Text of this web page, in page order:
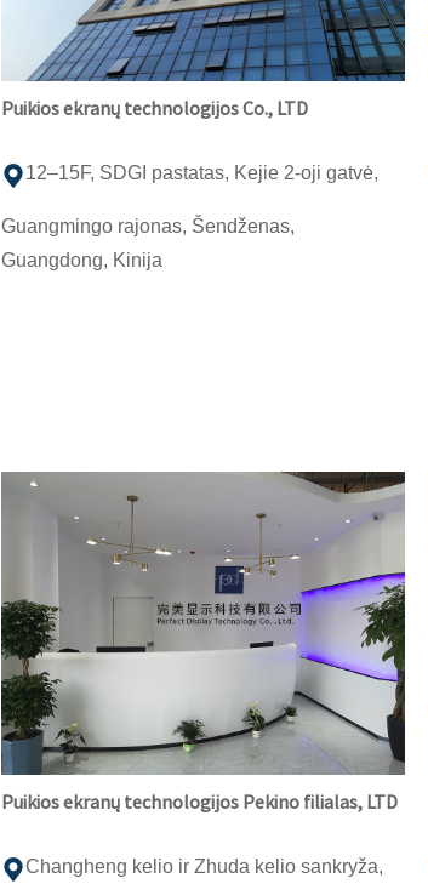
Puikios ekranų technologijos Co., LTD
12–15F, SDGI pastatas, Kejie 2-oji gatvė,
Guangmingo rajonas, Šendženas,
Guangdong, Kinija
Puikios ekranų technologijos Pekino filialas, LTD
Changheng kelio ir Zhuda kelio sankryža,